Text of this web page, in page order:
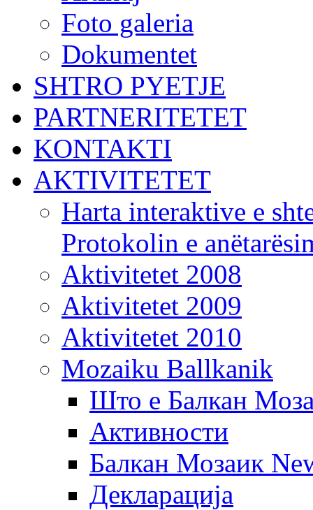
Foto galeria
Dokumentet
SHTRO PYETJE
PARTNERITETET
KONTAKTI
AKTIVITETET
Harta interaktive e
Protokolin e
Aktivitetet 2008
Aktivitetet 2009
Aktivitetet 2010
Mozaiku Ballkanik
Што е Балкан
Активности
Балкан Мозаик
Декларација